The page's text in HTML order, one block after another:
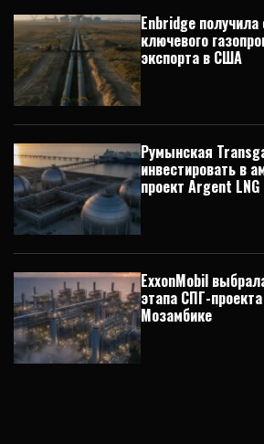
Enbridge получила
ключевого
экспорта в США
Румынская
инвестировать в
проект Argent LNG
ExxonMobil
этапа СПГ-
Мозамбике